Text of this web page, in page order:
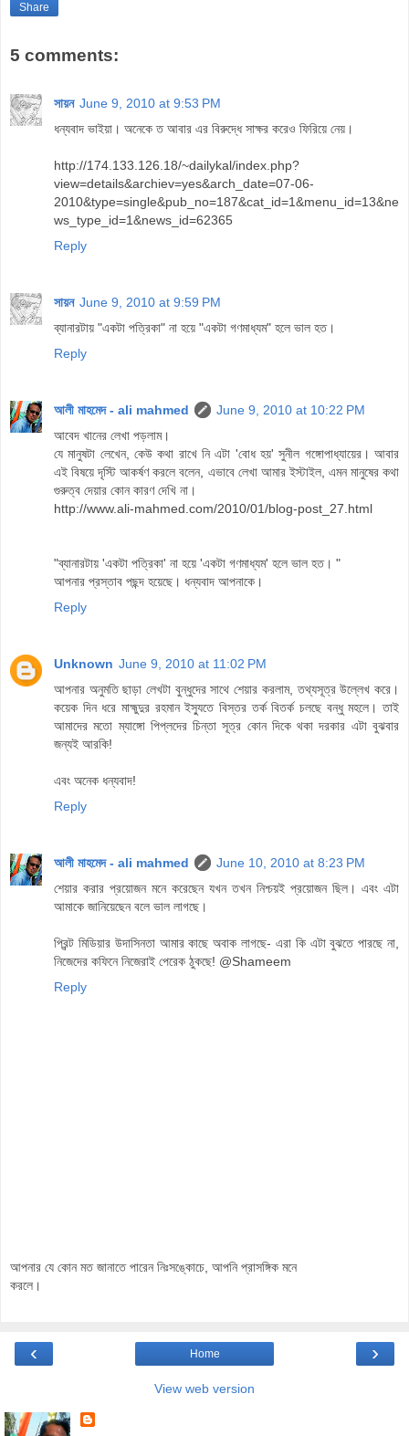
Share
5 comments:
সায়ন June 9, 2010 at 9:53 PM
ধন্যবাদ ভাইয়া। অনেকে ত আবার এর বিরুদ্ধে সাক্ষর করেও ফিরিয়ে নেয়।
http://174.133.126.18/~dailykal/index.php?
view=details&archiev=yes&arch_date=07-06-
2010&type=single&pub_no=187&cat_id=1&menu_id=13&ne
ws_type_id=1&news_id=62365
Reply
সায়ন June 9, 2010 at 9:59 PM
ব্যানারটায় "একটা পত্রিকা" না হয়ে "একটা গণমাধ্যম" হলে ভাল হত।
Reply
আলী মাহমেদ - ali mahmed
June 9, 2010 at 10:22 PM
আবেদ খানের লেখা পড়লাম।
যে মানুষটা লেখেন, কেউ কথা রাখে নি এটা 'বোধ হয়' সুনীল গঙ্গোপাধ্যায়ের। আবার
এই বিষয়ে দৃস্টি আকর্ষণ করলে বলেন, এভাবে লেখা আমার ইস্টাইল, এমন মানুষের কথা
গুরুত্ব দেয়ার কোন কারণ দেখি না।
http://www.ali-mahmed.com/2010/01/blog-post_27.html
"ব্যানারটায় 'একটা পত্রিকা' না হয়ে 'একটা গণমাধ্যম' হলে ভাল হত। "
আপনার প্রস্তাব পছন্দ হয়েছে। ধন্যবাদ আপনাকে।
Reply
Unknown June 9, 2010 at 11:02 PM
আপনার অনুমতি ছাড়া লেখটা বুন্ধুদের সাথে শেয়ার করলাম, তথ্যসূত্র উল্লেখ করে।
কয়েক দিন ধরে মাহ্মুদুর রহমান ইস্যুতে বিস্তর তর্ক বিতর্ক চলছে বন্ধু মহলে। তাই
আমাদের মতো ম্যাঙ্গো পিপ্লদের চিন্তা সূত্র কোন দিকে থকা দরকার এটা বুঝবার
জন্যই আরকি!
এবং অনেক ধন্যবাদ!
Reply
আলী মাহমেদ - ali mahmed
June 10, 2010 at 8:23 PM
শেয়ার করার প্রয়োজন মনে করেছেন যখন তখন নিশ্চয়ই প্রয়োজন ছিল। এবং এটা
আমাকে জানিয়েছেন বলে ভাল লাগছে।
প্রিন্ট মিডিয়ার উদাসিনতা আমার কাছে অবাক লাগছে- এরা কি এটা বুঝতে পারছে না,
নিজেদের কফিনে নিজেরাই পেরেক ঠুকছে! @Shameem
Reply
আপনার যে কোন মত জানাতে পারেন নিঃসঙ্কোচে, আপনি প্রাসঙ্গিক মনে
করলে।
‹ ›
Home
View web version